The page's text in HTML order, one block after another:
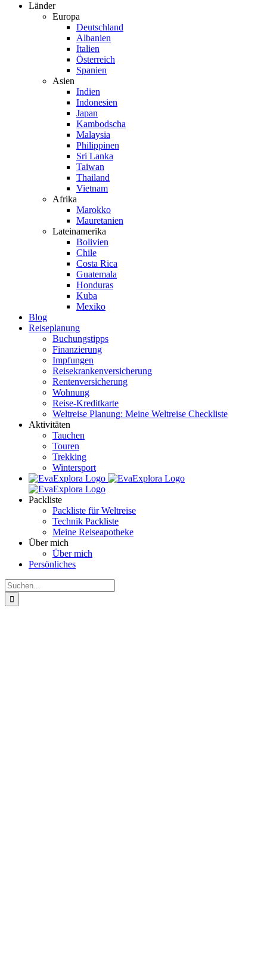
Länder
Europa
Deutschland
Albanien
Italien
Österreich
Spanien
Asien
Indien
Indonesien
Japan
Kambodscha
Malaysia
Philippinen
Sri Lanka
Taiwan
Thailand
Vietnam
Afrika
Marokko
Mauretanien
Lateinamerika
Bolivien
Chile
Costa Rica
Guatemala
Honduras
Kuba
Mexiko
Blog
Reiseplanung
Buchungstipps
Finanzierung
Impfungen
Reisekrankenversicherung
Rentenversicherung
Wohnung
Reise-Kreditkarte
Weltreise Planung: Meine Weltreise Checkliste
Aktivitäten
Tauchen
Touren
Trekking
Wintersport
Packliste
Packliste für Weltreise
Technik Packliste
Meine Reiseapotheke
Über mich
Über mich
Persönliches
Suche
nach: